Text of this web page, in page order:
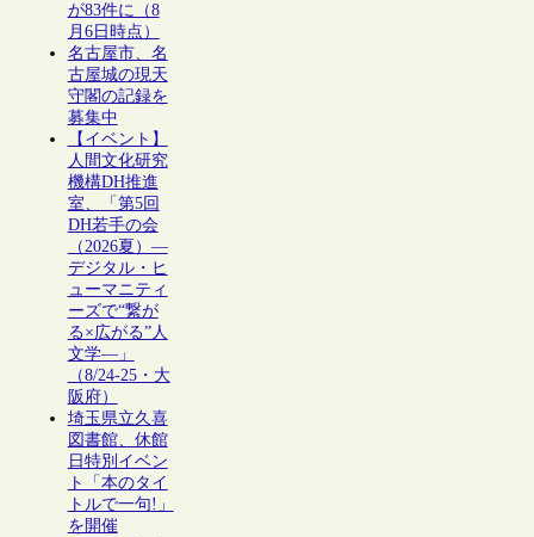
が83件に（8
月6日時点）
名古屋市、名
古屋城の現天
守閣の記録を
募集中
【イベント】
人間文化研究
機構DH推進
室、「第5回
DH若手の会
（2026夏）―
デジタル・ヒ
ューマニティ
ーズで“繋が
る×広がる”人
文学―」
（8/24-25・大
阪府）
埼玉県立久喜
図書館、休館
日特別イベン
ト「本のタイ
トルで一句!」
を開催